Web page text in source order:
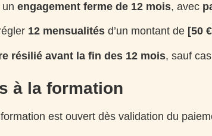
un engagement ferme de 12 mois, avec
12 mensualités d’un montant de [50
résilié avant la fin des 12 mois, sauf
à la formation
est ouvert dès validation du